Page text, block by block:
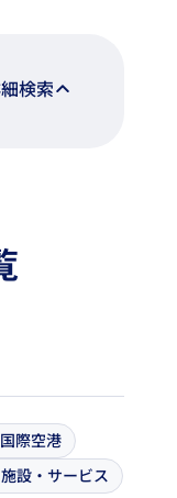
検索
際空港
設・サービス